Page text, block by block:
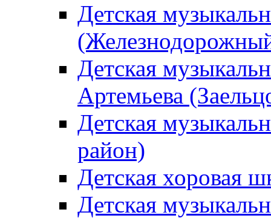
Детская
Детская
Артемьева
Детская
район)
Детская хоровая
Детская